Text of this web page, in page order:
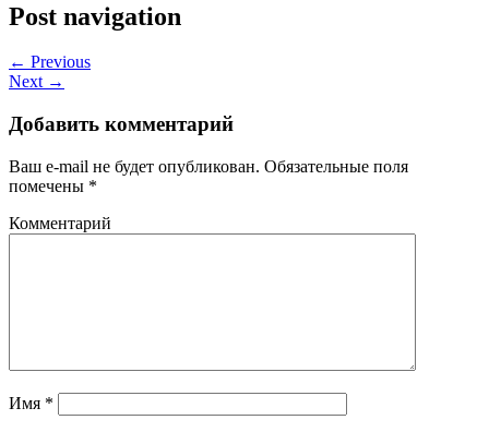
Post navigation
← Previous
Next →
Добавить комментарий
Ваш e-mail не будет опубликован. Обязательные поля
помечены *
Комментарий
Имя *